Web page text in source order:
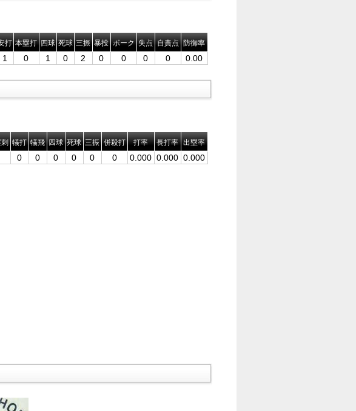
打 本塁打 四球 死球 三振 暴投 ボーク 失点 自責点 防御率
1 0 1 0 2 0 0 0 0 0.00
犠打 犠飛 四球 死球 三振 併殺打 打率 長打率 出塁率
0 0 0 0 0 0 0.000 0.000 0.000